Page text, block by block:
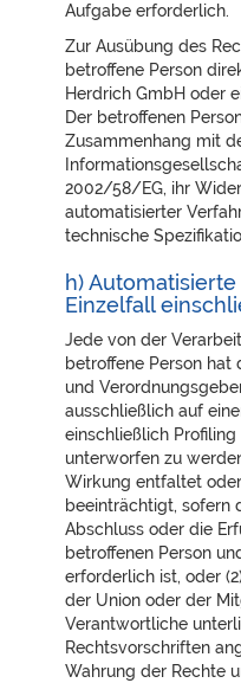
Aufgabe erforderlich.
Zur Ausübung des
betroffene Person
Herdrich GmbH oder
Der betroffenen
Zusammenhang mit
2002/58/EG, ihr
automatisierter
technische
h)
Einzelfall
Jede von der
betroffene Person hat
und
ausschließlich auf
einschließlich
unterworfen zu
Wirkung entfaltet
beeinträchtigt, sofern
Abschluss oder die
betroffenen Person
erforderlich ist, oder
der Union oder der
Verantwortliche
Rechtsvorschriften
Wahrung der Rechte